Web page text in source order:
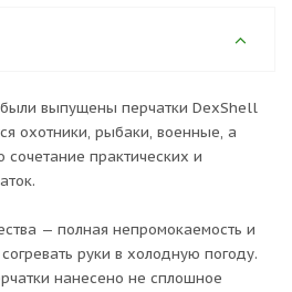
выпущены перчатки DexShell
охотники, рыбаки, военные, а
практических и
— полная непромокаемость и
руки в холодную погоду.
нанесено не сплошное